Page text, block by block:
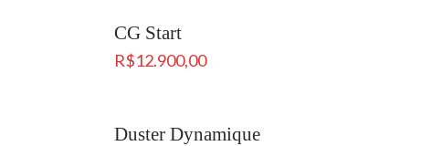
CG Start
R$12.900,00
Duster Dynamique